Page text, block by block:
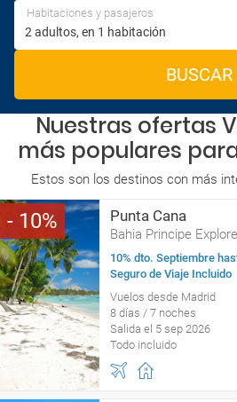
Habitaciones y pasajeros
BUSCAR
Nuestras ofertas
más populares
Estos son los destinos con más
10 Punta Cana
Bahia Principe
10% dto. Septiembre
Seguro de Viaje Incluido
Vuelos desde Madrid
8 días / 7 noches
Salida el 5 sep 2026
Todo incluido